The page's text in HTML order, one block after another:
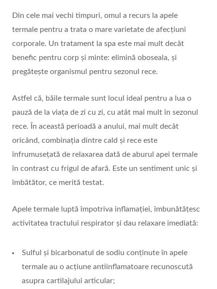
Din cele mai vechi timpuri, omul a recurs la apele
termale pentru a trata o mare varietate de afecțiuni
corporale. Un tratament la spa este mai mult decât
benefic pentru corp și minte: elimină oboseala, și
pregătește organismul pentru sezonul rece.
Astfel că, băile termale sunt locul ideal pentru a lua o
pauză de la viața de zi cu zi, cu atât mai mult în sezonul
rece. În această perioadă a anului, mai mult decât
oricând, combinația dintre cald și rece este
înfrumusețată de relaxarea dată de aburul apei termale
în contrast cu frigul de afară. Este un sentiment unic și
îmbătător, ce merită testat.
Apele termale luptă împotriva inflamației, îmbunătățesc
activitatea tractului respirator și dau relaxare imediată:
Sulful și bicarbonatul de sodiu conținute în apele
termale au o acțiune antiinflamatoare recunoscută
asupra cartilajului articular;